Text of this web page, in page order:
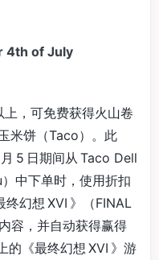
4th of July
，可免费获得火山卷
米饼（Taco）。此
5 日期间从 Taco Dell
中下单时，使用折扣
终幻想 XVI 》（FINAL
容，并自动获得赢得
《最终幻想 XVI 》游